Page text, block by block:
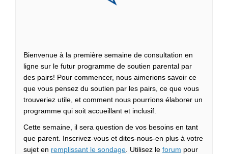
Bienvenue à la première semaine de consultation en
ligne sur le futur programme de soutien parental par
des pairs! Pour commencer, nous aimerions savoir ce
que vous pensez du soutien par les pairs, ce que vous
trouveriez utile, et comment nous pourrions élaborer un
programme qui soit accueillant et inclusif.
Cette semaine, il sera question de vos besoins en tant
que parent. Inscrivez-vous et dites-nous-en plus à votre
sujet en remplissant le sondage . Utilisez le forum pour